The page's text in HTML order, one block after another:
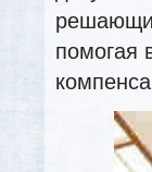
помогая